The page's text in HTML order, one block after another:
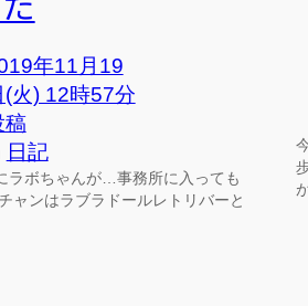
年11月19
(火) 12時57分
稿
日記
ラボちゃんが…事務所に入っても
ャンはラブラドールレトリバーと